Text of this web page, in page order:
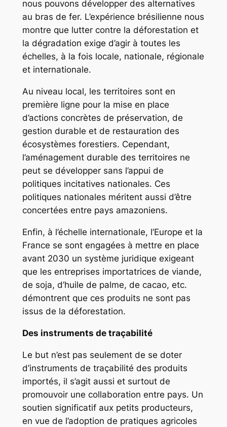
nous pouvons développer des alternatives
au bras de fer. L’expérience brésilienne nous
montre que lutter contre la déforestation et
la dégradation exige d’agir à toutes les
échelles, à la fois locale, nationale, régionale
et internationale.
Au niveau local, les territoires sont en
première ligne pour la mise en place
d’actions concrètes de préservation, de
gestion durable et de restauration des
écosystèmes forestiers. Cependant,
l’aménagement durable des territoires ne
peut se développer sans l’appui de
politiques incitatives nationales. Ces
politiques nationales méritent aussi d’être
concertées entre pays amazoniens.
Enfin, à l’échelle internationale, l’Europe et la
France se sont engagées à mettre en place
avant 2030 un système juridique exigeant
que les entreprises importatrices de viande,
de soja, d’huile de palme, de cacao, etc.
démontrent que ces produits ne sont pas
issus de la déforestation.
Des instruments de traçabilité
Le but n’est pas seulement de se doter
d’instruments de traçabilité des produits
importés, il s’agit aussi et surtout de
promouvoir une collaboration entre pays. Un
soutien significatif aux petits producteurs,
en vue de l’adoption de pratiques agricoles